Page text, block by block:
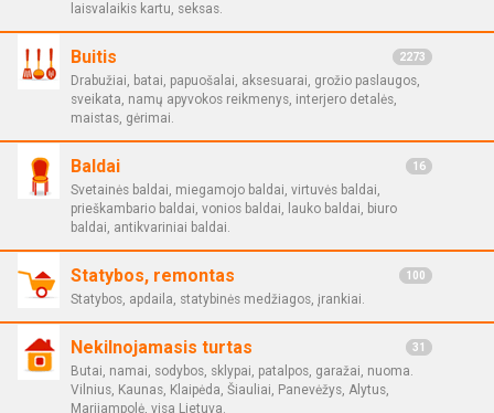
laisvalaikis kartu, seksas.
Buitis 2273
Drabužiai, batai, papuošalai, aksesuarai, grožio paslaugos,
sveikata, namų apyvokos reikmenys, interjero detalės,
maistas, gėrimai.
Baldai 16
Svetainės baldai, miegamojo baldai, virtuvės baldai,
prieškambario baldai, vonios baldai, lauko baldai, biuro
baldai, antikvariniai baldai.
Statybos, remontas 100
Statybos, apdaila, statybinės medžiagos, įrankiai.
Nekilnojamasis turtas 31
Butai, namai, sodybos, sklypai, patalpos, garažai, nuoma.
Vilnius, Kaunas, Klaipėda, Šiauliai, Panevėžys, Alytus,
Marijampolė, visa Lietuva.